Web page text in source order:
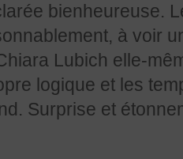
bienheureuse.
à voir
Lubich elle-
logique et les
Surprise et